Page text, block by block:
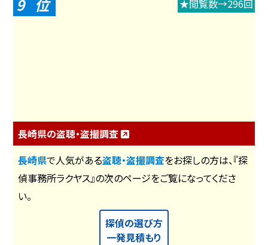
9 ★閲覧数→296回
長崎県の盗聴・盗撮調査
長崎県で人気がある盗聴・盗撮調査をお探しの方は、『探
偵事務所ラクヤス』の次のページをご覧になってくださ
い。
探偵の選び方
一発見積もり